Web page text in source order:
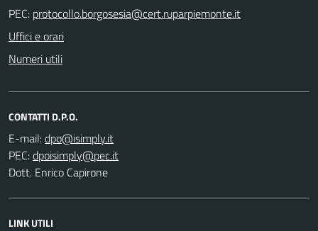
PEC:
Uffici e orari
Numeri utili
CONTATTI D.P.O.
E-mail:
PEC:
Dott. Enrico Capirone
LINK UTILI